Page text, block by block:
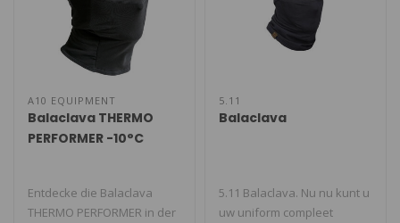
A10 EQUIPMENT
Balaclava THERMO
PERFORMER -10°C
Entdecke die Balaclava
THERMO PERFORMER in der
5.11
Balaclava
5.11 Balaclava. Nu nu kunt u
uw uniform compleet